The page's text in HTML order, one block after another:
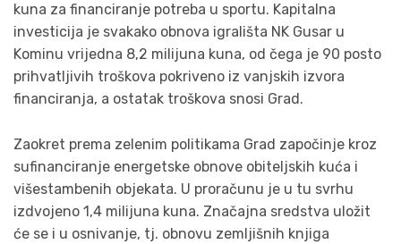
kuna za financiranje potreba u sportu. Kapitalna
investicija je svakako obnova igrališta NK Gusar u
Kominu vrijedna 8,2 milijuna kuna, od čega je 90 posto
prihvatljivih troškova pokriveno iz vanjskih izvora
financiranja, a ostatak troškova snosi Grad.
Zaokret prema zelenim politikama Grad započinje kroz
sufinanciranje energetske obnove obiteljskih kuća i
višestambenih objekata. U proračunu je u tu svrhu
izdvojeno 1,4 milijuna kuna. Značajna sredstva uložit
će se i u osnivanje, tj. obnovu zemljišnih knjiga